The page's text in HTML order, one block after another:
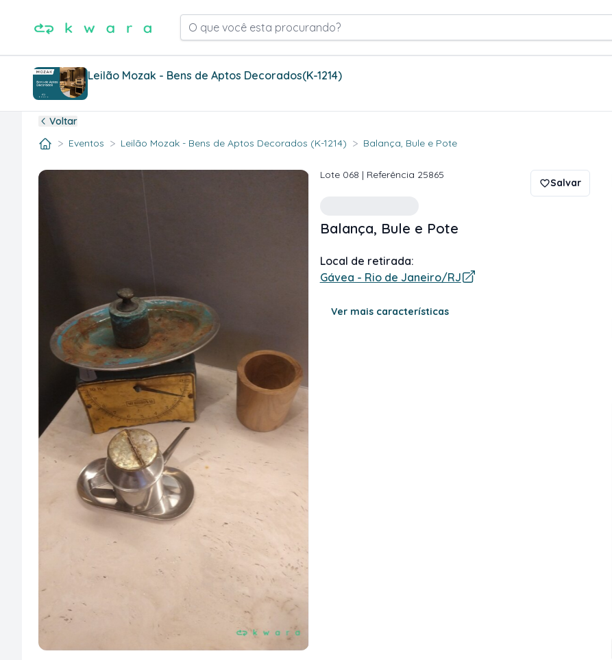
O que você esta procurando?
Leilão Mozak - Bens de Aptos Decorados(K-1214)
Voltar
> Eventos > Leilão Mozak - Bens de Aptos Decorados (K-1214) > Balança, Bule e Pote
Lote 068 | Referência 25865
Salvar
Balança, Bule e Pote
Local de retirada:
Gávea - Rio de Janeiro/RJ
Ver mais características